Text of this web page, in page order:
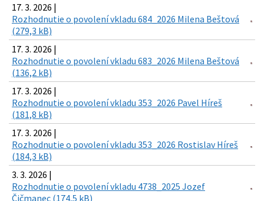
17. 3. 2026 |
Rozhodnutie o povolení vkladu 684_2026 Milena Beštová
(279,3 kB)
17. 3. 2026 |
Rozhodnutie o povolení vkladu 683_2026 Milena Beštová
(136,2 kB)
17. 3. 2026 |
Rozhodnutie o povolení vkladu 353_2026 Pavel Híreš
(181,8 kB)
17. 3. 2026 |
Rozhodnutie o povolení vkladu 353_2026 Rostislav Híreš
(184,3 kB)
3. 3. 2026 |
Rozhodnutie o povolení vkladu 4738_2025 Jozef
Čičmanec (174,5 kB)